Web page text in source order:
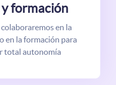
formación
en la
en la formación para
total autonomía